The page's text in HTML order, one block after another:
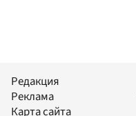
Редакция
Реклама
Карта сайта